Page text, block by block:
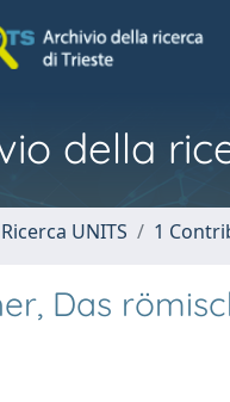
della
UNITS 1
Das